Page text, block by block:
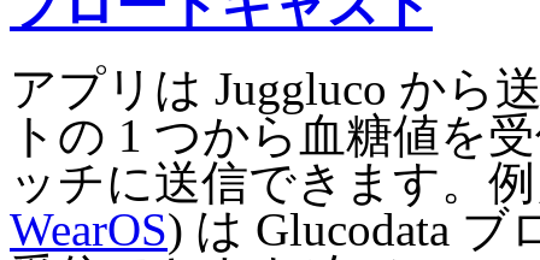
アプリは Juggluco から
トの 1 つから血糖値を
ッチに送信できます。
WearOS) は Glucodata